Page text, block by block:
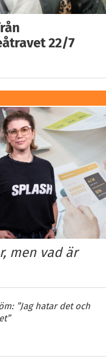
22/7
men vad är
”Jag hatar det och